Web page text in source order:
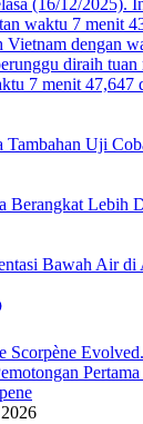
Uji
Berangkat Lebih
Bawah Air di
Pertama